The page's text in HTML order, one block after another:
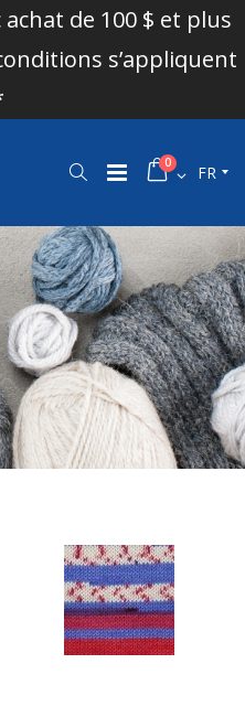
de 100 $ et plus
s’appliquent
0 FR